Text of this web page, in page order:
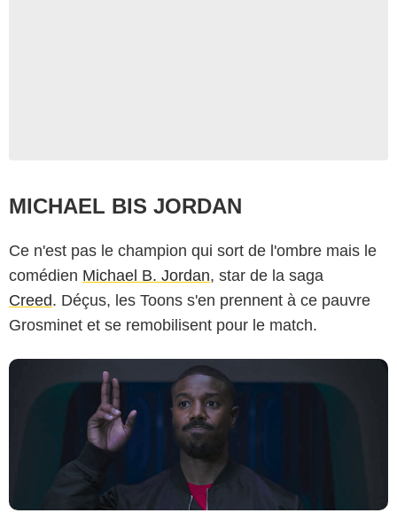
MICHAEL BIS JORDAN
Ce n'est pas le champion qui sort de l'ombre mais le
comédien Michael B. Jordan, star de la saga
Creed. Déçus, les Toons s'en prennent à ce pauvre
Grosminet et se remobilisent pour le match.
Warner